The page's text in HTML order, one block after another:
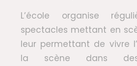
L’école organise
spectacles mettant en
leur permettant de vivre
la scène dans des